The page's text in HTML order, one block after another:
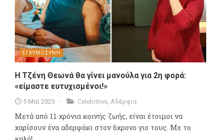
ΕΓΚΥΜΟΣΥΝΗ
Η Τζένη Θεωνά θα γίνει μανούλα για 2η φορά:
«είμαστε ευτυχισμένοι!»
5 Μαϊ 2025 Celebrities, Αδέρφια
Μετά από 11 χρόνια κοινής ζωής, είναι έτοιμοι να
χαρίσουν ένα αδερφάκι στον 6χρονο γιο τους. Με το